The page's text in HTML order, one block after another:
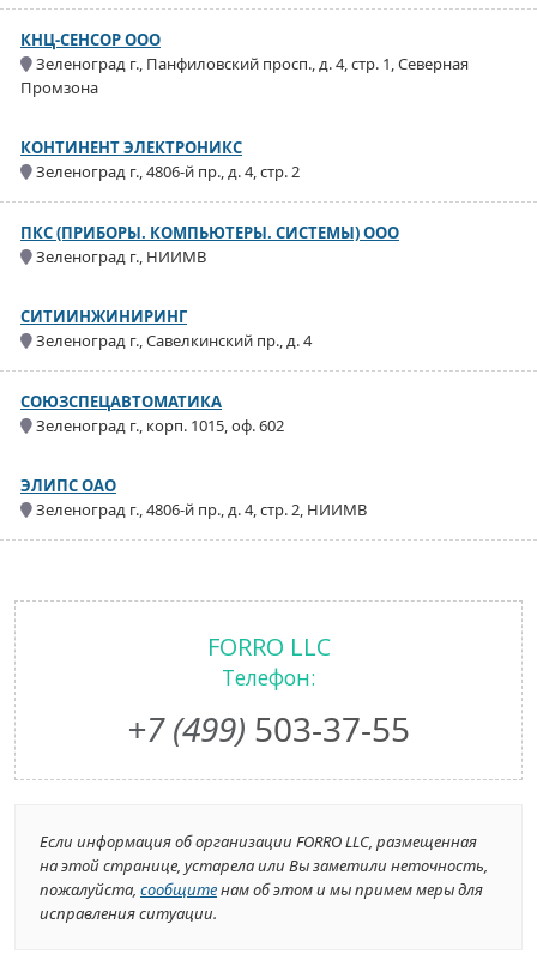
КНЦ-СЕНСОР ООО
Зеленоград г., Панфиловский просп., д. 4, стр. 1, Северная
Промзона
КОНТИНЕНТ ЭЛЕКТРОНИКС
Зеленоград г., 4806-й пр., д. 4, стр. 2
ПКС (ПРИБОРЫ. КОМПЬЮТЕРЫ. СИСТЕМЫ) ООО
Зеленоград г., НИИМВ
СИТИИНЖИНИРИНГ
Зеленоград г., Савелкинский пр., д. 4
СОЮЗСПЕЦАВТОМАТИКА
Зеленоград г., корп. 1015, оф. 602
ЭЛИПС ОАО
Зеленоград г., 4806-й пр., д. 4, стр. 2, НИИМВ
FORRO LLC
Телефон:
+7 (499) 503-37-55
Если информация об организации FORRO LLC, размещенная
на этой странице, устарела или Вы заметили неточность,
пожалуйста, сообщитенам об этом и мы примем меры для
исправления ситуации.